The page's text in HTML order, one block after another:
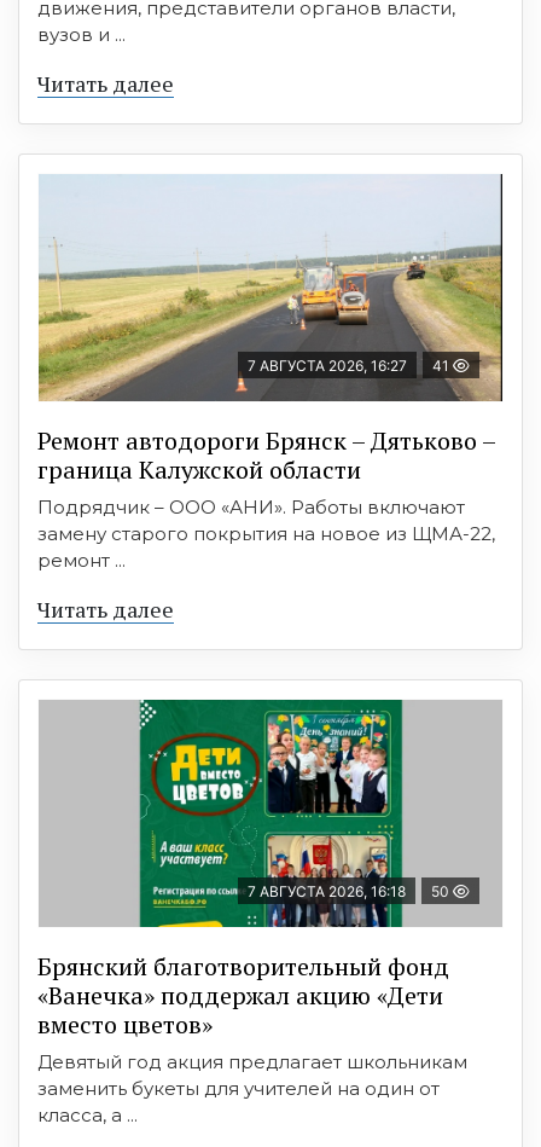
движения, представители органов власти,
вузов и ...
Читать далее
7 АВГУСТА 2026, 16:27 41
Ремонт автодороги Брянск – Дятьково –
граница Калужской области
Подрядчик – ООО «АНИ». Работы включают
замену старого покрытия на новое из ЩМА-22,
ремонт ...
Читать далее
7 АВГУСТА 2026, 16:18 50
Брянский благотворительный фонд
«Ванечка» поддержал акцию «Дети
вместо цветов»
Девятый год акция предлагает школьникам
заменить букеты для учителей на один от
класса, а ...